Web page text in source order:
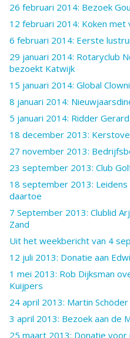
26 februari 2014: Bezoek
12 februari 2014: Koken met
6 februari 2014: Eerste
29 januari 2014: Rotaryclub
bezoekt Katwijk
15 januari 2014: Global
8 januari 2014:
5 januari 2014: Ridder Gerard
18 december 2013:
27 november 2013:
23 september 2013: Club
18 september 2013:
daartoe
7 September 2013: Clublid
Zand
Uit het weekbericht van 4
12 juli 2013: Donatie aan
1 mei 2013: Rob Dijksman
Kuijpers
24 april 2013: Martin
3 april 2013: Bezoek aan de
25 maart 2013: Donatie voor